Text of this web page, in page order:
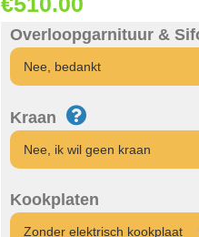
Overloopgarnituur &
Kraan
Kookplaten